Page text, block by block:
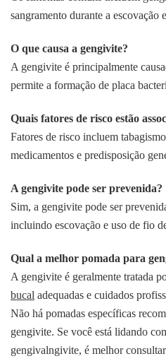
sangramento durante a escovação
O que causa a gengivite?
A gengivite é principalmente
permite a formação de placa
Quais fatores de risco estão
Fatores de risco incluem
medicamentos e predisposição
A gengivite pode ser prevenida?
Sim, a gengivite pode ser
incluindo escovação e uso de fio
Qual a melhor pomada para
A gengivite é geralmente tratada
bucal adequadas e cuidados
Não há pomadas específicas
gengivite. Se você está lidando
gengivalngivite, é melhor